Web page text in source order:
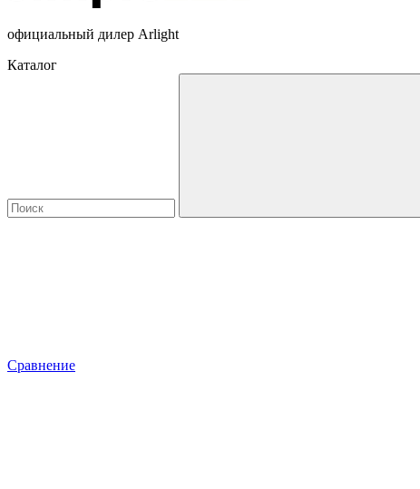
официальный дилер Arlight
Каталог
Сравнение